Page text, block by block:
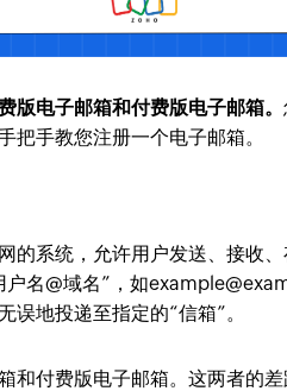
版电子邮箱和付费版电子邮箱。
把手教您注册一个电子邮箱。
的系统，允许用户发送、接收
名@域名”，如
误地投递至指定的“信箱”。
和付费版电子邮箱。这两者的